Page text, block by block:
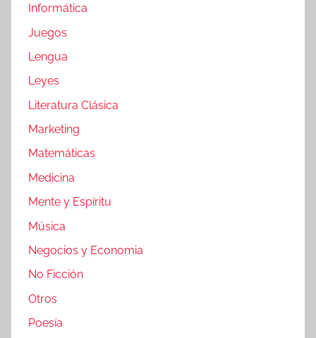
Informática
Juegos
Lengua
Leyes
Literatura Clásica
Marketing
Matemáticas
Medicina
Mente y Espíritu
Música
Negocios y Economia
No Ficción
Otros
Poesía